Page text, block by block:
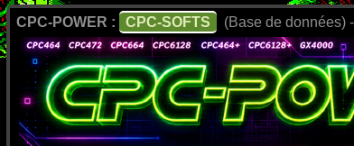
CPC-POWER : CPC-SOFTS (Base de données) -